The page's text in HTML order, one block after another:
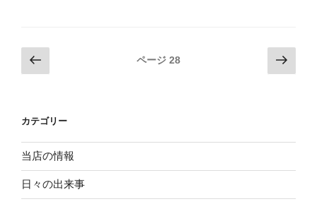
り
な
の
投
稿
ビ
ー
シ
ョ
の
ジ
ページ 28
次
の
カテゴリー
当店の情報
日々の出来事